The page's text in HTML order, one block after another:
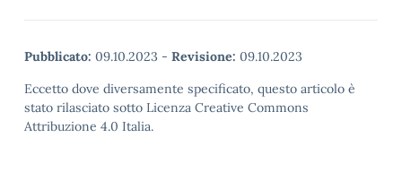
Pubblicato: 09.10.2023 - Revisione: 09.10.2023
Eccetto dove diversamente specificato, questo articolo è
stato rilasciato sotto Licenza Creative Commons
Attribuzione 4.0 Italia.